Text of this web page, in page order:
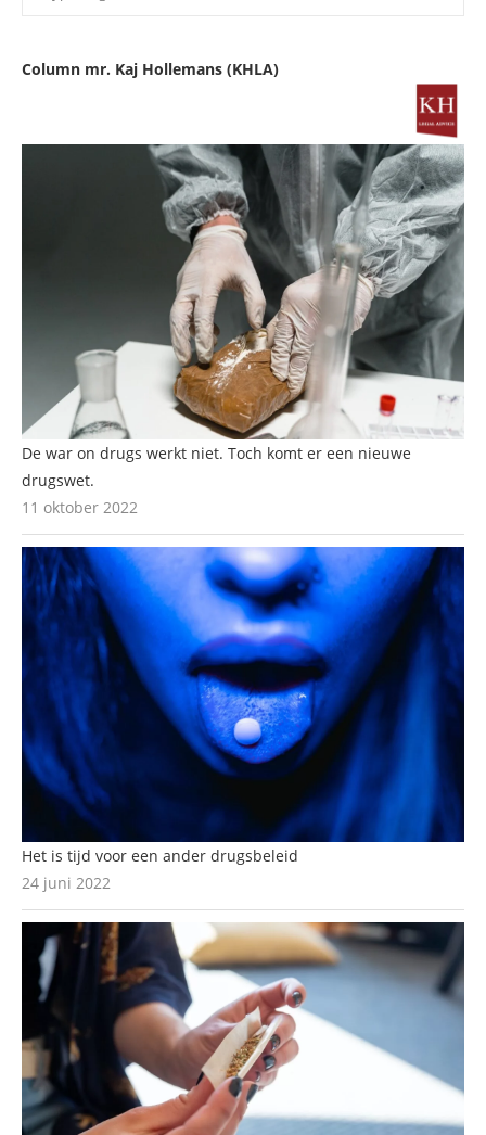
Column mr. Kaj Hollemans (KHLA)
De war on drugs werkt niet. Toch komt er een nieuwe
drugswet.
11 oktober 2022
Het is tijd voor een ander drugsbeleid
24 juni 2022